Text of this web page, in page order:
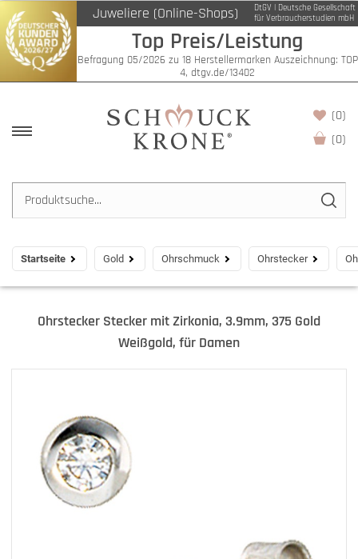
Juweliere (Online-Shops)
DtGV | Deutsche Gesellschaft
für Verbraucherstudien mbH
Top Preis/Leistung
Befragung 05/2026 zu 18 Herstellermarken Auszeichnung: TOP
4, dtgv.de/13402
(0)
(0)
Startseite Gold Ohrschmuck Ohrstecker
Ohrstecker Stecker mit Zirkonia, 3.9mm, 375 Gold
Weißgold, für Damen